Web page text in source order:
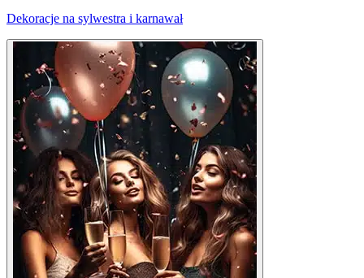
Dekoracje na sylwestra i karnawał